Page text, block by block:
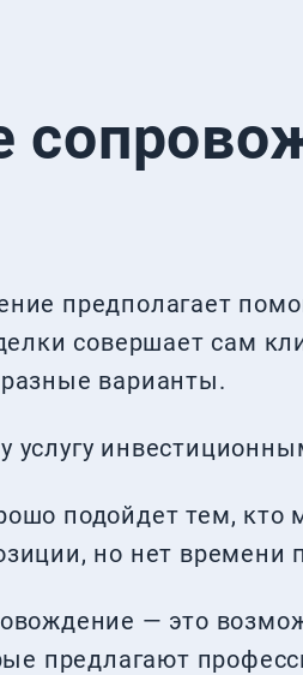
предполагает
совершает сам
варианты.
подойдет тем, кто
но нет времени
— это
предлагают